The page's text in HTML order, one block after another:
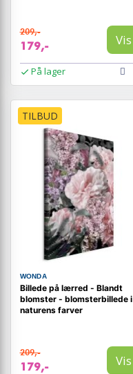
209,-
179,- Vis
På lager
TILBUD
WONDA
Billede på lærred - Blandt
blomster - blomsterbillede i
naturens farver
209,-
179,- Vis